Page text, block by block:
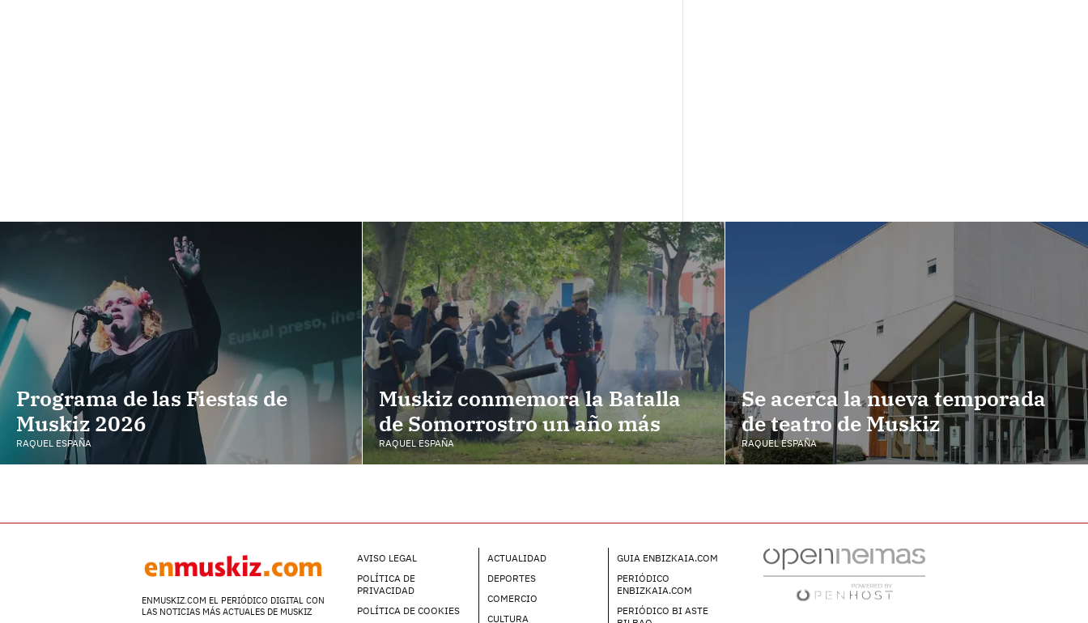
Programa de las Fiestas de
Muskiz 2026
RAQUEL ESPAÑA
Muskiz conmemora la Batalla
de Somorrostro un año más
RAQUEL ESPAÑA
Se acerca la nueva temporada
de teatro de Muskiz
RAQUEL ESPAÑA
ENMUSKIZ.COM EL PERIÓDICO DIGITAL CON
LAS NOTICIAS MÁS ACTUALES DE MUSKIZ
AVISO LEGAL
POLÍTICA DE
PRIVACIDAD
POLÍTICA DE COOKIES
ACTUALIDAD
DEPORTES
COMERCIO
CULTURA
GUIA ENBIZKAIA.COM
PERIÓDICO
ENBIZKAIA.COM
PERIÓDICO BI ASTE